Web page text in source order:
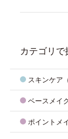
カテゴリで
スキンケア
ベースメイ
ポイントメ